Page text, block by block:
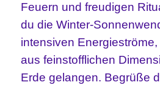
Feuern und freudigen
du die Winter-
intensiven
aus feinstofflichen
Erde gelangen. Begrüße